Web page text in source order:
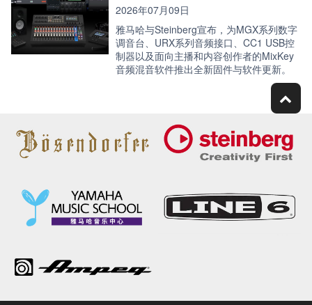
2026年07月09日
雅马哈与Steinberg宣布，为MGX系列数字
调音台、URX系列音频接口、CC1 USB控
制器以及面向主播和内容创作者的MixKey
音频混音软件推出全新固件与软件更新。